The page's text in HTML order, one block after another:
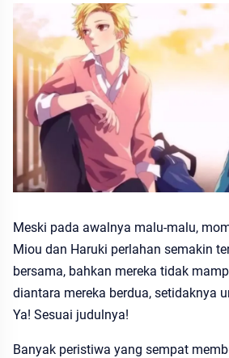
Meski pada awalnya malu-malu,
Miou dan Haruki perlahan semakin
bersama, bahkan mereka tidak
diantara mereka berdua, setidaknya
Ya! Sesuai judulnya!
Banyak peristiwa yang sempat